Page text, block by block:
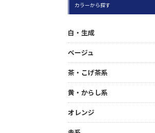
カラーから探す
白・生成
ベージュ
茶・こげ茶系
黄・からし系
オレンジ